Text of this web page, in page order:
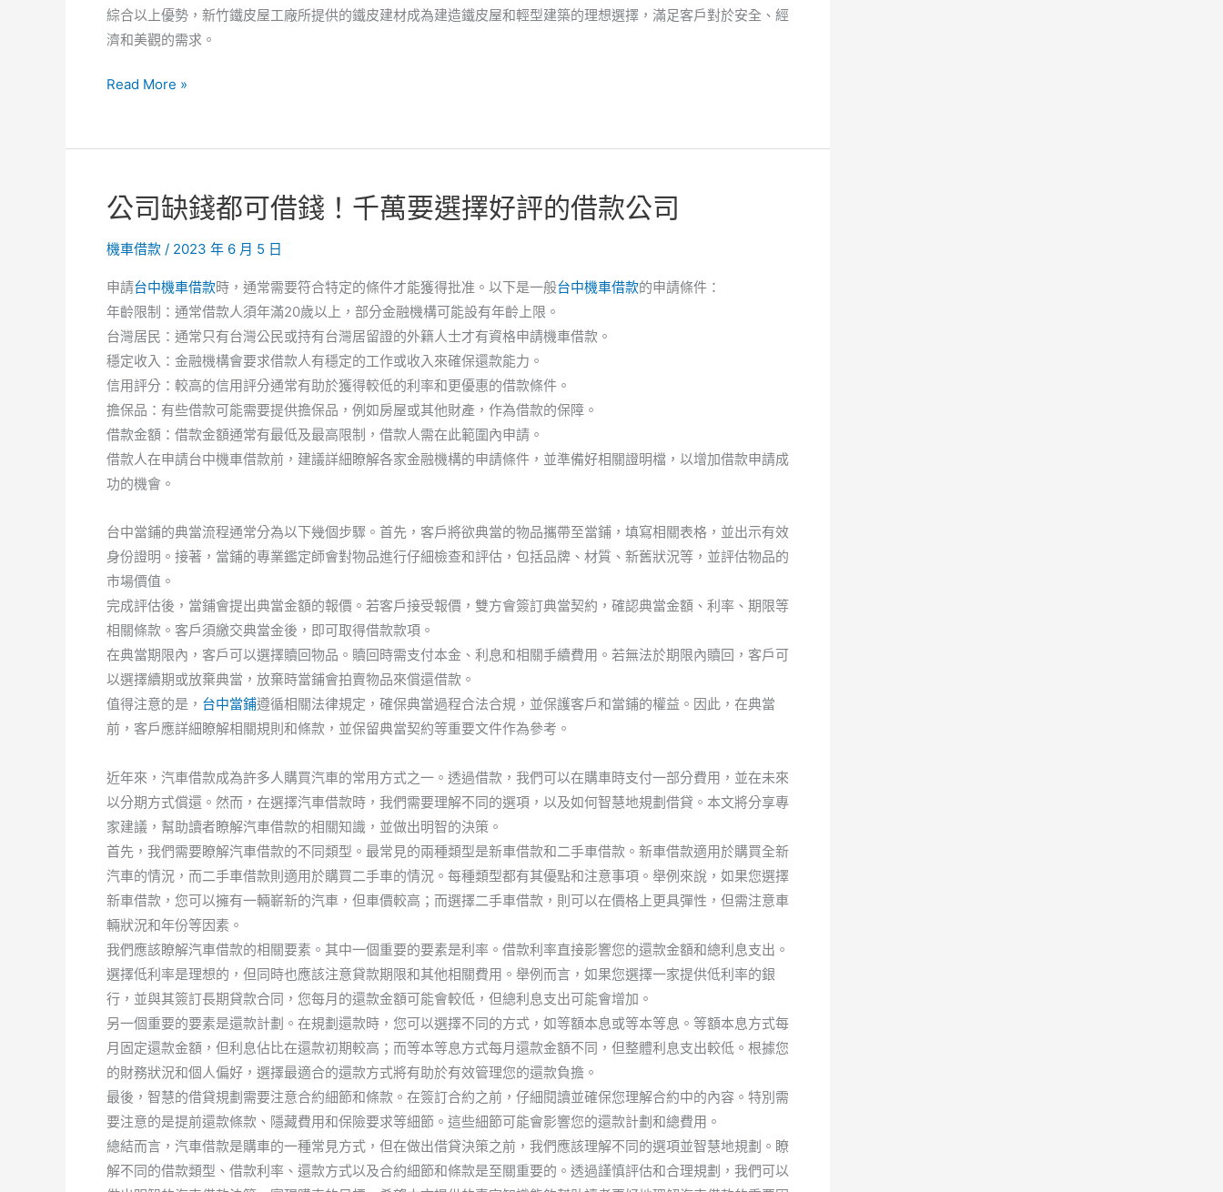
綜合以上優勢，新竹鐵皮屋工廠所提供的鐵皮建材成為建造鐵皮屋和輕型建築的理想選擇，滿足客戶對於安全、經
濟和美觀的需求。
簡
的
築，
有
關
新
型
屋
頂
裝
潢
的
風
格！
Read More »
公司缺錢都可借錢！千萬要選擇好評的借款公司
機車借款 / 2023 年 6 月 5 日
申請台中機車借款時，通常需要符合特定的條件才能獲得批准。以下是一般台中機車借款的申請條件：
年齡限制：通常借款人須年滿20歲以上，部分金融機構可能設有年齡上限。
台灣居民：通常只有台灣公民或持有台灣居留證的外籍人士才有資格申請機車借款。
穩定收入：金融機構會要求借款人有穩定的工作或收入來確保還款能力。
信用評分：較高的信用評分通常有助於獲得較低的利率和更優惠的借款條件。
擔保品：有些借款可能需要提供擔保品，例如房屋或其他財產，作為借款的保障。
借款金額：借款金額通常有最低及最高限制，借款人需在此範圍內申請。
借款人在申請台中機車借款前，建議詳細瞭解各家金融機構的申請條件，並準備好相關證明檔，以增加借款申請成
功的機會。
台中當鋪的典當流程通常分為以下幾個步驟。首先，客戶將欲典當的物品攜帶至當鋪，填寫相關表格，並出示有效
身份證明。接著，當鋪的專業鑑定師會對物品進行仔細檢查和評估，包括品牌、材質、新舊狀況等，並評估物品的
市場價值。
完成評估後，當鋪會提出典當金額的報價。若客戶接受報價，雙方會簽訂典當契約，確認典當金額、利率、期限等
相關條款。客戶須繳交典當金後，即可取得借款款項。
在典當期限內，客戶可以選擇贖回物品。贖回時需支付本金、利息和相關手續費用。若無法於期限內贖回，客戶可
以選擇續期或放棄典當，放棄時當鋪會拍賣物品來償還借款。
值得注意的是， 台中當鋪遵循相關法律規定，確保典當過程合法合規，並保護客戶和當鋪的權益。因此，在典當
前，客戶應詳細瞭解相關規則和條款，並保留典當契約等重要文件作為參考。
近年來，汽車借款成為許多人購買汽車的常用方式之一。透過借款，我們可以在購車時支付一部分費用，並在未來
以分期方式償還。然而，在選擇汽車借款時，我們需要理解不同的選項，以及如何智慧地規劃借貸。本文將分享專
家建議，幫助讀者瞭解汽車借款的相關知識，並做出明智的決策。
首先，我們需要瞭解汽車借款的不同類型。最常見的兩種類型是新車借款和二手車借款。新車借款適用於購買全新
汽車的情況，而二手車借款則適用於購買二手車的情況。每種類型都有其優點和注意事項。舉例來說，如果您選擇
新車借款，您可以擁有一輛嶄新的汽車，但車價較高；而選擇二手車借款，則可以在價格上更具彈性，但需注意車
輛狀況和年份等因素。
我們應該瞭解汽車借款的相關要素。其中一個重要的要素是利率。借款利率直接影響您的還款金額和總利息支出。
選擇低利率是理想的，但同時也應該注意貸款期限和其他相關費用。舉例而言，如果您選擇一家提供低利率的銀
行，並與其簽訂長期貸款合同，您每月的還款金額可能會較低，但總利息支出可能會增加。
另一個重要的要素是還款計劃。在規劃還款時，您可以選擇不同的方式，如等額本息或等本等息。等額本息方式每
月固定還款金額，但利息佔比在還款初期較高；而等本等息方式每月還款金額不同，但整體利息支出較低。根據您
的財務狀況和個人偏好，選擇最適合的還款方式將有助於有效管理您的還款負擔。
最後，智慧的借貸規劃需要注意合約細節和條款。在簽訂合約之前，仔細閱讀並確保您理解合約中的內容。特別需
要注意的是提前還款條款、隱藏費用和保險要求等細節。這些細節可能會影響您的還款計劃和總費用。
總結而言，汽車借款是購車的一種常見方式，但在做出借貸決策之前，我們應該理解不同的選項並智慧地規劃。瞭
解不同的借款類型、借款利率、還款方式以及合約細節和條款是至關重要的。透過謹慎評估和合理規劃，我們可以